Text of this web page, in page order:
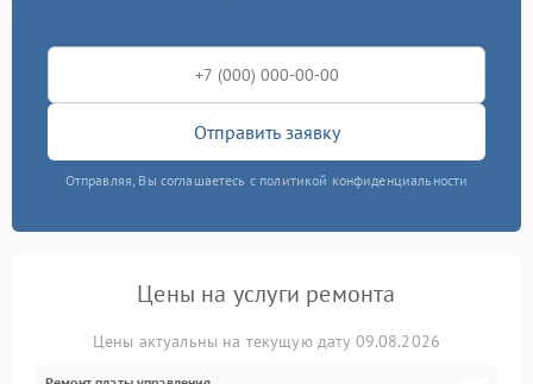
Отправить заявку
Отправляя, Вы соглашаетесь с политикой конфиденциальности
Цены на услуги ремонта
Цены актуальны на текущую дату 09.08.2026